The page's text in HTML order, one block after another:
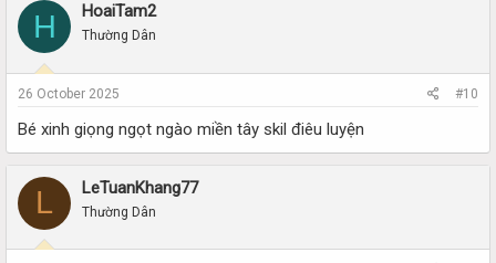
H HoaiTam2
Thường Dân
26 October 2025 #10
Bé xinh giọng ngọt ngào miền tây skil điêu luyện
L LeTuanKhang77
Thường Dân